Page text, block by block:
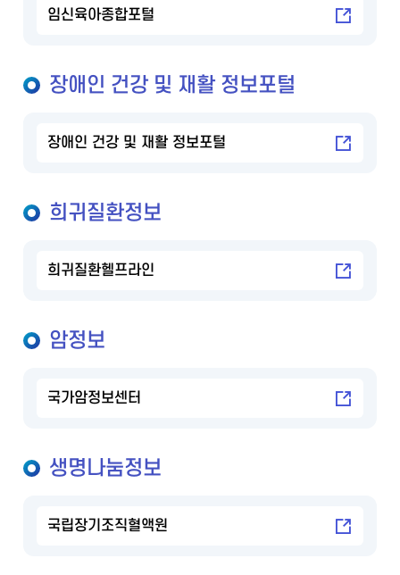
임신육아종합포털
장애인 건강 및 재활 정보포털
장애인 건강 및 재활 정보포털
희귀질환정보
희귀질환헬프라인
암정보
국가암정보센터
생명나눔정보
국립장기조직혈액원